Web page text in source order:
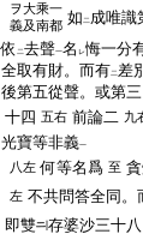
ヲ大乘一
義及南都 如 二 成唯識
依 二去聲一名 レ悔一分
全取有財。而有二差
後第五從聲。或第
十四 五右 前論二 九
光寶等非義一
八左 何等名爲 至
左 不共問答全同。
即雙
存婆沙三十八